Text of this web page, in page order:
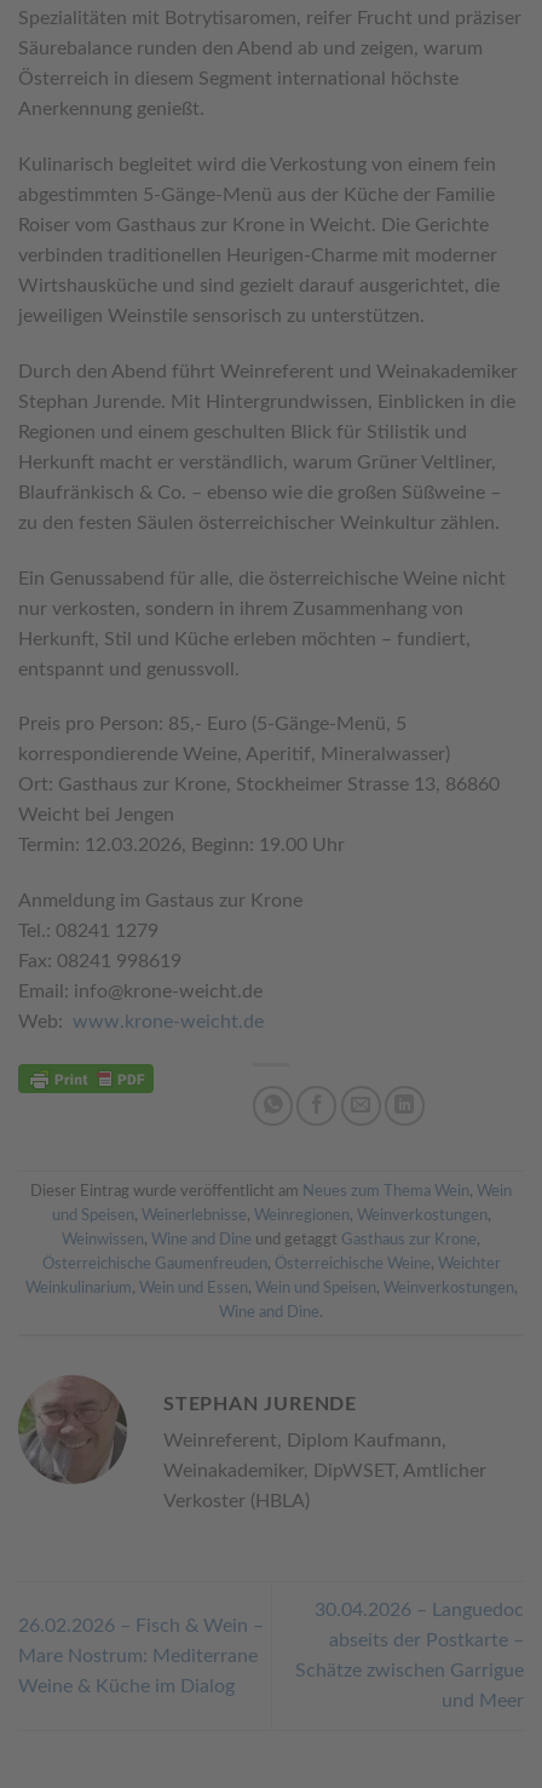
Spezialitäten mit Botrytisaromen, reifer Frucht und präziser
Säurebalance runden den Abend ab und zeigen, warum
Österreich in diesem Segment international höchste
Anerkennung genießt.
Kulinarisch begleitet wird die Verkostung von einem fein
abgestimmten 5-Gänge-Menü aus der Küche der Familie
Roiser vom Gasthaus zur Krone in Weicht. Die Gerichte
verbinden traditionellen Heurigen-Charme mit moderner
Wirtshausküche und sind gezielt darauf ausgerichtet, die
jeweiligen Weinstile sensorisch zu unterstützen.
Durch den Abend führt Weinreferent und Weinakademiker
Stephan Jurende. Mit Hintergrundwissen, Einblicken in die
Regionen und einem geschulten Blick für Stilistik und
Herkunft macht er verständlich, warum Grüner Veltliner,
Blaufränkisch & Co. – ebenso wie die großen Süßweine –
zu den festen Säulen österreichischer Weinkultur zählen.
Ein Genussabend für alle, die österreichische Weine nicht
nur verkosten, sondern in ihrem Zusammenhang von
Herkunft, Stil und Küche erleben möchten – fundiert,
entspannt und genussvoll.
Preis pro Person: 85,- Euro (5-Gänge-Menü, 5
korrespondierende Weine, Aperitif, Mineralwasser)
Ort: Gasthaus zur Krone, Stockheimer Strasse 13, 86860
Weicht bei Jengen
Termin: 12.03.2026, Beginn: 19.00 Uhr
Anmeldung im Gastaus zur Krone
Tel.: 08241 1279
Fax: 08241 998619
Email: info@krone-weicht.de
Web: www.krone-weicht.de
Dieser Eintrag wurde veröffentlicht am Neues zum Thema Wein, Wein
und Speisen, Weinerlebnisse, Weinregionen, Weinverkostungen,
Weinwissen, Wine and Dine und getaggt Gasthaus zur Krone,
Österreichische Gaumenfreuden, Österreichische Weine, Weichter
Weinkulinarium, Wein und Essen, Wein und Speisen, Weinverkostungen,
Wine and Dine.
STEPHAN JURENDE
Weinreferent, Diplom Kaufmann,
Weinakademiker, DipWSET, Amtlicher
Verkoster (HBLA)
26.02.2026 – Fisch & Wein –
Mare Nostrum: Mediterrane
Weine & Küche im Dialog
30.04.2026 – Languedoc
abseits der Postkarte –
Schätze zwischen Garrigue
und Meer